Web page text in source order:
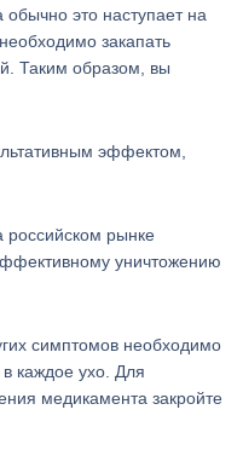
это наступает на
закапать
Таким образом, вы
эффектом,
российском рынке
уничтожению
симптомов необходимо
в каждое ухо. Для
медикамента закройте